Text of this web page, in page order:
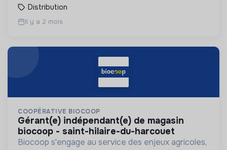
Distribution
Il y a 2 mois
COOPÉRATIVE BIOCOOP
gérant(e) indépendant(e) de magasin
biocoop - saint-hilaire-du-harcouet
Biocoop s'engage au service des enjeux agricoles,